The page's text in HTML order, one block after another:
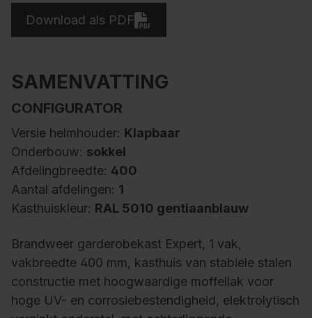
Download als PDF
SAMENVATTING
CONFIGURATOR
Versie helmhouder: Klapbaar
Onderbouw: sokkel
Afdelingbreedte: 400
Aantal afdelingen: 1
Kasthuiskleur: RAL 5010 gentiaanblauw
Brandweer garderobekast Expert, 1 vak,
vakbreedte 400 mm, kasthuis van stabiele stalen
constructie met hoogwaardige moffellak voor
hoge UV- en corrosiebestendigheid, elektrolytisch